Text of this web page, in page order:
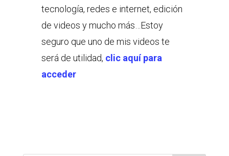
tecnología, redes e internet, edición
de videos y mucho más…Estoy
seguro que uno de mis videos te
será de utilidad, clic aquí para
acceder